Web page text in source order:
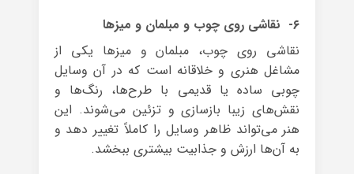
۶- نقاشی روی چوب و مبلمان و میزها
نقاشی روی چوب، مبلمان و میزها یکی از
مشاغل هنری و خلاقانه است که در آن وسایل
چوبی ساده یا قدیمی با طرح‌ها، رنگ‌ها و
نقش‌های زیبا بازسازی و تزئین می‌شوند. این
هنر می‌تواند ظاهر وسایل را کاملاً تغییر دهد و
به آن‌ها ارزش و جذابیت بیشتری ببخشد.